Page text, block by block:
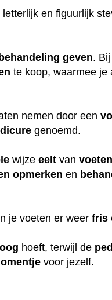
en figuurlijk
geven.
te koop, waarmee
nemen door een
genoemd.
wijzeeelt vanvoeten
opmerken en
je voeten er weerfris
hoeft, terwijl de
voor jezelf.